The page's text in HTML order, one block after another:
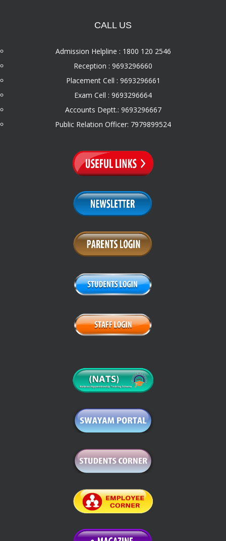
CALL US
Admission Helpline : 1800 120 2546
Reception : 9693296660
Placement Cell : 9693296661
Exam Cell : 9693296664
Accounts Deptt.: 9693296667
Public Relation Officer: 7979899524